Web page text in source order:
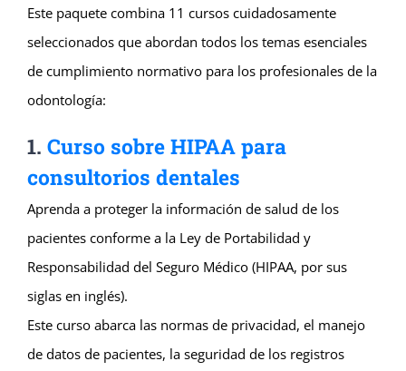
Este paquete combina 11 cursos cuidadosamente
seleccionados que abordan todos los temas esenciales
de cumplimiento normativo para los profesionales de la
odontología:
1. Curso sobre HIPAA para
consultorios dentales
Aprenda a proteger la información de salud de los
pacientes conforme a la Ley de Portabilidad y
Responsabilidad del Seguro Médico (HIPAA, por sus
siglas en inglés).
Este curso abarca las normas de privacidad, el manejo
de datos de pacientes, la seguridad de los registros